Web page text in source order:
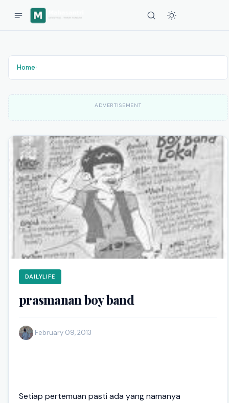
Home›
ADVERTISEMENT
DAILYLIFE
prasmanan boy band
February 09, 2013
Setiap pertemuan pasti ada yang namanya